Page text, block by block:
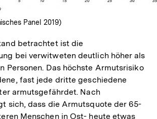
Panel 2019)
betrachtet ist die
bei verwitweten deutlich höher als
Personen. Das höchste Armutsrisiko
fast jede dritte geschiedene
armutsgefährdet. Nach
sich, dass die Armutsquote der 65-
Menschen in Ost- heute etwas